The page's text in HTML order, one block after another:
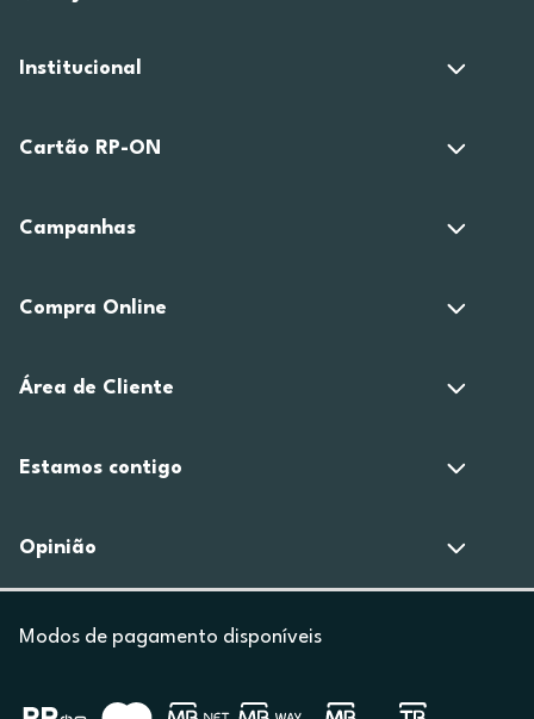
Institucional
Cartão RP-ON
Campanhas
Compra Online
Área de Cliente
Estamos contigo
Opinião
Modos de pagamento disponíveis